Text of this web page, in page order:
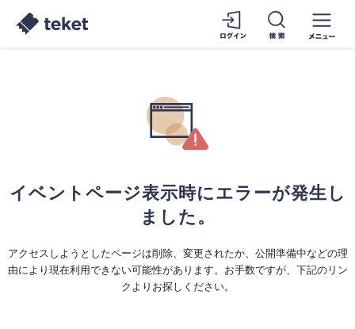
イベントページ表示時にエラーが発生し
ました。
アクセスしようとしたページは削除、変更されたか、公開準備中などの理
由により現在利用できない可能性があります。お手数ですが、下記のリン
クよりお探しください。